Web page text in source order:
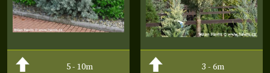
5 - 10m
3 - 6m